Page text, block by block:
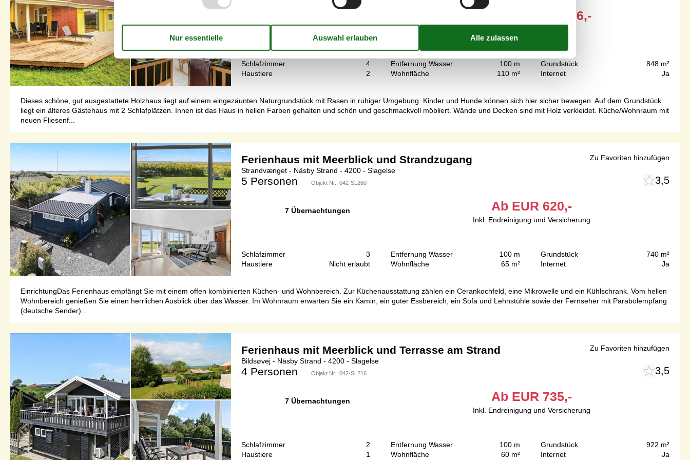
526,-
Schlafzimmer
4
Haustiere
2
Entfernung Wasser
100 m
Wohnfläche
110 m²
Grundstück
848 m²
Internet
Ja
Dieses schöne, gut ausgestattete Holzhaus liegt auf einem eingezäunten Naturgrundstück mit Rasen in ruhiger Umgebung. Kinder und Hunde können sich hier sicher bewegen. Auf dem Grundstück
liegt ein älteres Gästehaus mit 2 Schlafplätzen. Innen ist das Haus in hellen Farben gehalten und schön und geschmackvoll möbliert. Wände und Decken sind mit Holz verkleidet. Küche/Wohnraum mit
neuen Fliesenf...
Ferienhaus mit Meerblick und Strandzugang
Strandvænget - Näsby Strand - 4200 - Slagelse
5 Personen Objekt Nr.: 042-SL260 3,5
7 Übernachtungen Ab EUR 620,-
Inkl. Endreinigung und Versicherung
Schlafzimmer
3
Haustiere
Nicht erlaubt
Entfernung Wasser
100 m
Wohnfläche
65 m²
Grundstück
740 m²
Internet
Ja
EinrichtungDas Ferienhaus empfängt Sie mit einem offen kombinierten Küchen- und Wohnbereich. Zur Küchenausstattung zählen ein Cerankochfeld, eine Mikrowelle und ein Kühlschrank. Vom hellen
Wohnbereich genießen Sie einen herrlichen Ausblick über das Wasser. Im Wohnraum erwarten Sie ein Kamin, ein guter Essbereich, ein Sofa und Lehnstühle sowie der Fernseher mit Parabolempfang
(deutsche Sender)...
Zu Favoriten hinzufügen
Ferienhaus mit Meerblick und Terrasse am Strand
Bildsøvej - Näsby Strand - 4200 - Slagelse
4 Personen Objekt Nr.: 042-SL216 3,5
7 Übernachtungen Ab EUR 735,-
Inkl. Endreinigung und Versicherung
Schlafzimmer
2
Haustiere
1
Entfernung Wasser
100 m
Wohnfläche
60 m²
Grundstück
922 m²
Internet
Ja
Zu Favoriten hinzufügen